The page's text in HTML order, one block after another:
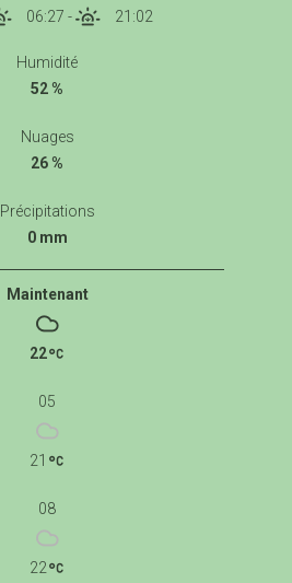
06:27 - 21:02
Humidité
52 %
Nuages
26 %
Précipitations
0 mm
Maintenant
22
05
21
08
22